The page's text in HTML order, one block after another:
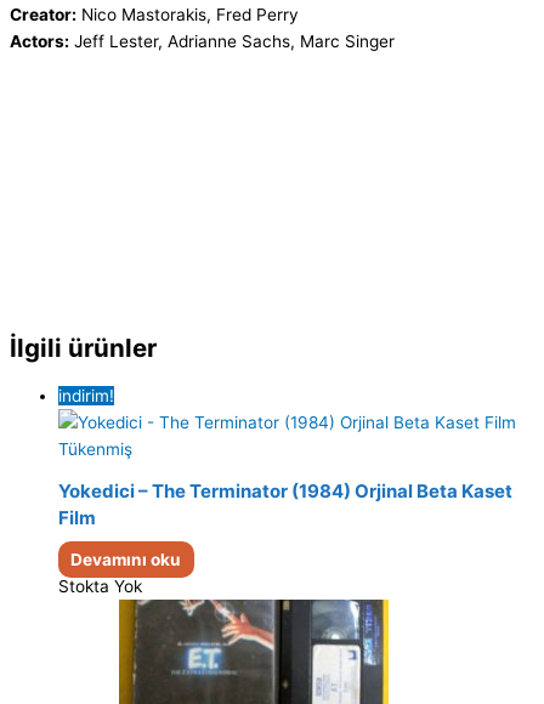
Creator: Nico Mastorakis, Fred Perry
Actors: Jeff Lester, Adrianne Sachs, Marc Singer
İlgili ürünler
indirim!
Tükenmiş
Yokedici – The Terminator (1984) Orjinal Beta Kaset
Film
Devamını oku
Stokta Yok